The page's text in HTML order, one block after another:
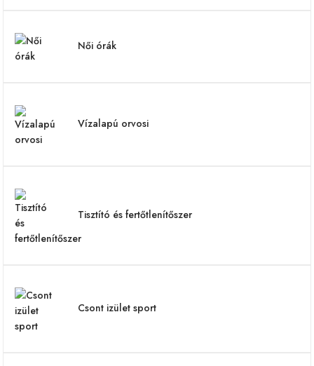
Női órák
Vízalapú orvosi
Tisztító és fertőtlenítőszer
Csont izület sport